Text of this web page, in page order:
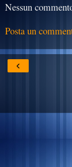
Nessun
Posta un
‹